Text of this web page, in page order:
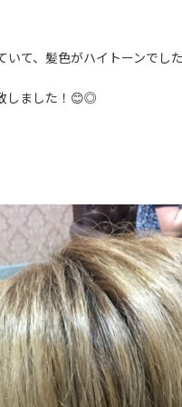
いて、髪色がハイトーンでし
しました！😊◎